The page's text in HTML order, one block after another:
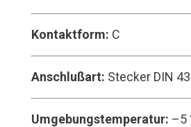
Kontaktform: C
Anschlußart: Stecker DIN
Umgebungstemperatur: –5